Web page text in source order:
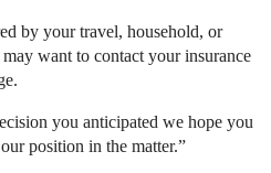
by your travel, household, or
want to contact your insurance
you anticipated we hope you
position in the matter.”